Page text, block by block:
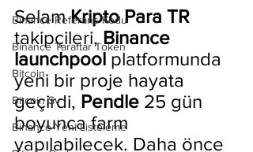
Binance Referans Kodu
Binance Taraftar Token
Bitcoin
Bitcoin Sv
Binance Yeni Listeleme
Selam Kripto Para TR
takipçileri, Binance
launchpool platformunda
yeni bir proje hayata
geçirdi, Pendle 25 gün
boyunca farm
yapılabilecek. Daha önce